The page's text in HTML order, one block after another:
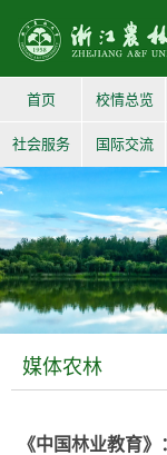
首页 校情总览
社会服务 国际交流
媒体农林
《中国林业教育